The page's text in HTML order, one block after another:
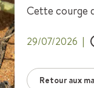
Cette courge
29/07/2026 |
Retour aux